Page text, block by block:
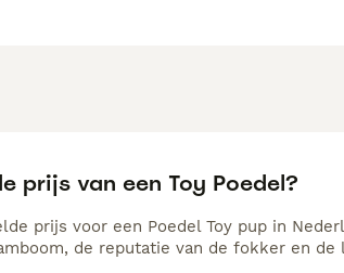
prijs van een Toy Poedel?
prijs voor een Poedel Toy pup in
de reputatie van de fokker en de